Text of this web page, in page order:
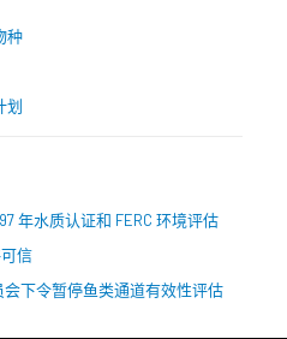
种
划
年水质认证和 FERC 环境评估
信
会下令暂停鱼类通道有效性评估